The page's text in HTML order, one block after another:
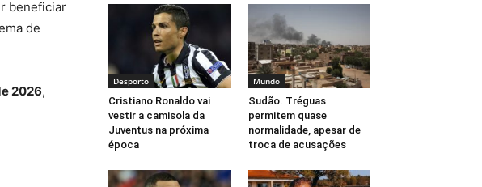
beneficiar
de
2026,
Desporto
Cristiano Ronaldo vai
vestir a camisola da
Juventus na próxima
época
Mundo
Sudão. Tréguas
permitem quase
normalidade, apesar de
troca de acusações